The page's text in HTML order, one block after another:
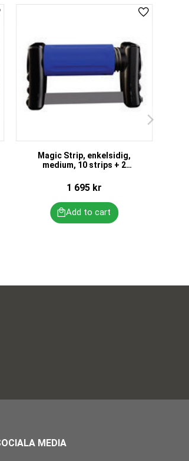
to favorites
Magic Strip, enkelsidig,
medium, 10 strips + 2
1 695 kr
Add to
MEDIA